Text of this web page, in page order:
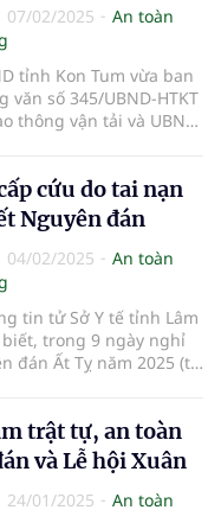
07/02/2025
An toàn
tỉnh Kon Tum vừa ban
văn số 345/UBND-HTKT
thông vận tải và UBND
bộ trên đường Hồ
qua địa bàn huyện
cứu do tai nạn
Nguyên đán
04/02/2025
An toàn
tin tử Sở Y tế tỉnh Lâm
trong 9 ngày nghỉ
đán Ất Tỵ năm 2025 (từ
hợp cấp cứu do tai
trật tự, an toàn
và Lễ hội Xuân
24/01/2025
An toàn